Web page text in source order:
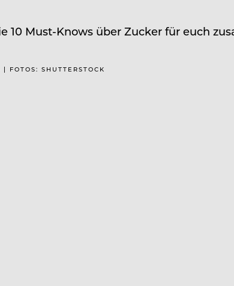
10 Must-Knows über Zucker für euch
FOTOS: SHUTTERSTOCK